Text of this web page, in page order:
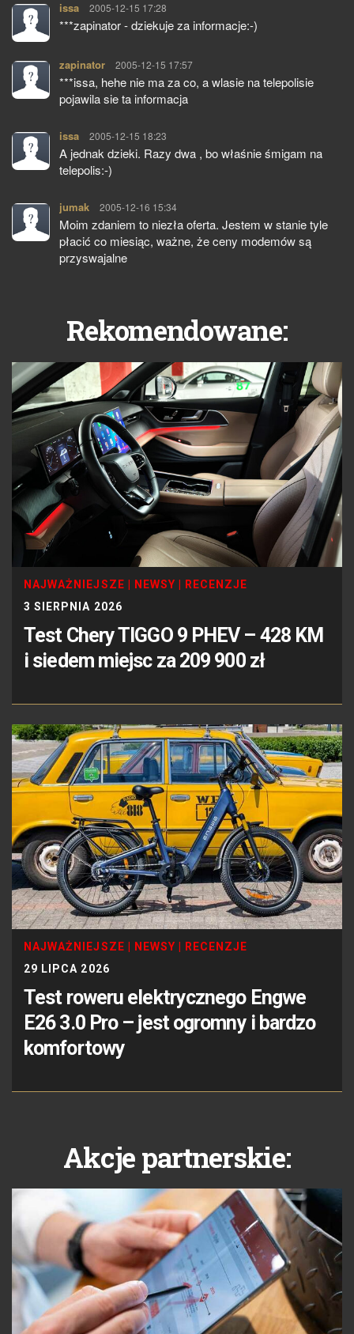
issa pisze:
2005-12-15 17:28
***zapinator - dziekuje za informacje:-)
zapinator pisze:
2005-12-15 17:57
***issa, hehe nie ma za co, a wlasie na telepolisie
pojawila sie ta informacja
issa pisze:
2005-12-15 18:23
A jednak dzieki. Razy dwa , bo właśnie śmigam na
telepolis:-)
jumak pisze:
2005-12-16 15:34
Moim zdaniem to niezła oferta. Jestem w stanie tyle
płacić co miesiąc, ważne, że ceny modemów są
przyswajalne
Rekomendowane:
NAJWAŻNIEJSZE NEWSY
RECENZJE
3 SIERPNIA 2026
Test Chery TIGGO 9 PHEV – 428 KM
i siedem miejsc za 209 900 zł
NAJWAŻNIEJSZE NEWSY
RECENZJE
29 LIPCA 2026
Test roweru elektrycznego Engwe
E26 3.0 Pro – jest ogromny i bardzo
komfortowy
Akcje partnerskie: